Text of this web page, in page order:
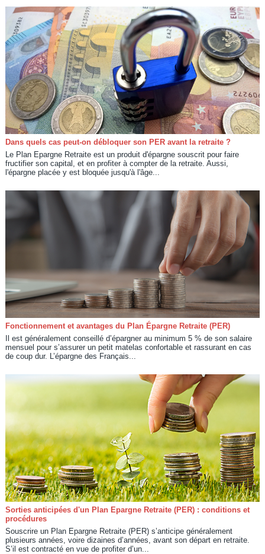
Dans quels cas peut-on débloquer son PER avant la retraite ?
Le Plan Epargne Retraite est un produit d'épargne souscrit pour faire
fructifier son capital, et en profiter à compter de la retraite. Aussi,
l'épargne placée y est bloquée jusqu'à l'âge...
Fonctionnement et avantages du Plan Épargne Retraite (PER)
Il est généralement conseillé d’épargner au minimum 5 % de son salaire
mensuel pour s’assurer un petit matelas confortable et rassurant en cas
de coup dur. L’épargne des Français...
Sorties anticipées d'un Plan Epargne Retraite (PER) : conditions et
procédures
Souscrire un Plan Epargne Retraite (PER) s’anticipe généralement
plusieurs années, voire dizaines d’années, avant son départ en retraite.
S’il est contracté en vue de profiter d’un...